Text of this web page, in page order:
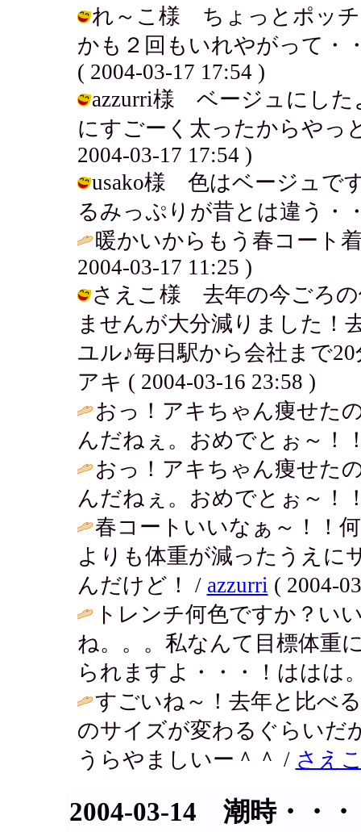
れ～こ様 ちょっとポッチ
かも２回もいれやがって・
( 2004-03-17 17:54 )
azzurri様 ベージュにした
にすごーく太ったからやっ
2004-03-17 17:54 )
usako様 色はベージュで
るみっぷりが昔とは違う・
暖かいからもう春コート
2004-03-17 11:25 )
さえこ様 去年の今ごろの
ませんが大分減りました！
ユル♪毎日駅から会社まで
アキ ( 2004-03-16 23:58 )
おっ！アキちゃん痩せた
んだねぇ。おめでとぉ～！
おっ！アキちゃん痩せた
んだねぇ。おめでとぉ～！
春コートいいなぁ～！！
よりも体重が減ったうえに
んだけど！ / azzurri ( 2004-
トレンチ何色ですか？い
ね。。。私なんて目標体重
られますよ・・・！ははは
すごいね～！去年と比べ
のサイズが変わるぐらい
うらやましいー＾＾ / さえ
2004-03-14 潮時・・・